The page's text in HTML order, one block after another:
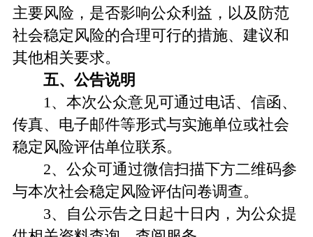
主要风险，是否影响公众利益，以及防范
社会稳定风险的合理可行的措施、建议和
其他相关要求。
五、公告说明
1、本次公众意见可通过电话、信函、
传真、电子邮件等形式与实施单位或社会
稳定风险评估单位联系。
2、公众可通过微信扫描下方二维码参
与本次社会稳定风险评估问卷调查。
3、自公示告之日起十日内，为公众提